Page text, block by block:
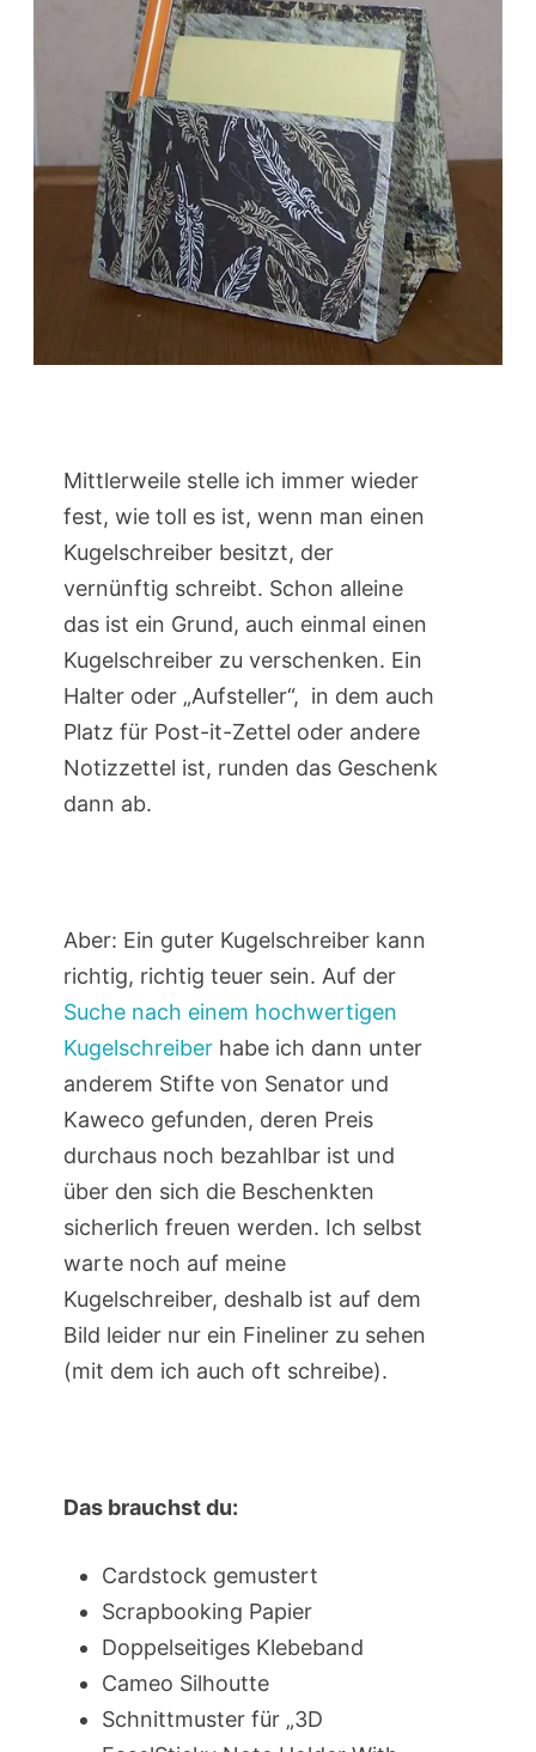
Mittlerweile stelle ich immer wieder
fest, wie toll es ist, wenn man einen
Kugelschreiber besitzt, der
vernünftig schreibt. Schon alleine
das ist ein Grund, auch einmal einen
Kugelschreiber zu verschenken. Ein
Halter oder „Aufsteller“, in dem auch
Platz für Post-it-Zettel oder andere
Notizzettel ist, runden das Geschenk
dann ab.
Aber: Ein guter Kugelschreiber kann
richtig, richtig teuer sein. Auf der
Suche nach einem hochwertigen
Kugelschreiberhabe ich dann unter
anderem Stifte von Senator und
Kaweco gefunden, deren Preis
durchaus noch bezahlbar ist und
über den sich die Beschenkten
sicherlich freuen werden. Ich selbst
warte noch auf meine
Kugelschreiber, deshalb ist auf dem
Bild leider nur ein Fineliner zu sehen
(mit dem ich auch oft schreibe).
Das brauchst du:
Cardstock gemustert
Scrapbooking Papier
Doppelseitiges Klebeband
Cameo Silhoutte
Schnittmuster für „3D